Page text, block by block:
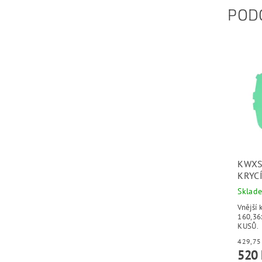
Vnější
KUSŮ.
520